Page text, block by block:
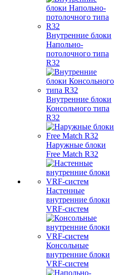
Внутренние блоки
Напольно-
потолочного типа
R32
Внутренние блоки
Консольного типа
R32
Наружные блоки
Free Match R32
Настенные
внутренние блоки
VRF-систем
Консольные
внутренние блоки
VRF-систем